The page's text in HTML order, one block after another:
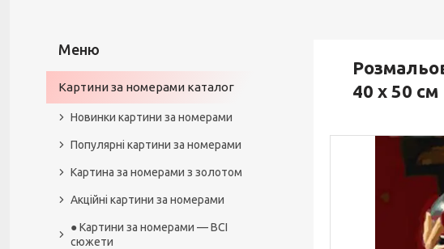
40 х 50 см
Картини за номерами каталог
Новинки картини за номерами
Популярні картини за номерами
Картина за номерами з золотом
Акційні картини за номерами
● Картини за номерами — ВСІ
сюжети